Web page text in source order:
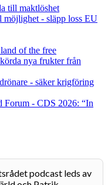
till maktlöshet
möjlighet - släpp loss EU
of the free
nya frukter från
- säker krigföring
Forum - CDS 2026: “In
podcast leds av